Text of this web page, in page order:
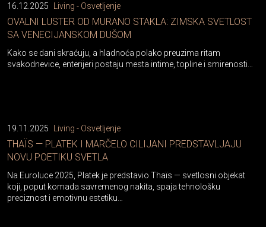
16.12.2025 Living - Osvetljenje
OVALNI LUSTER OD MURANO STAKLA: ZIMSKA SVETLOST
SA VENECIJANSKOM DUŠOM
Kako se dani skraćuju, a hladnoća polako preuzima ritam
svakodnevice, enterijeri postaju mesta intime, topline i smirenosti…
19.11.2025 Living - Osvetljenje
THAÏS — PLATEK I MARČELO CILIJANI PREDSTAVLJAJU
NOVU POETIKU SVETLA
Na Euroluce 2025, Platek je predstavio Thaïs — svetlosni objekat
koji, poput komada savremenog nakita, spaja tehnološku
preciznost i emotivnu estetiku…